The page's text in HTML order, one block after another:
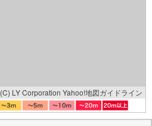
(C) LY Corporation Yahoo!地図ガイドライン